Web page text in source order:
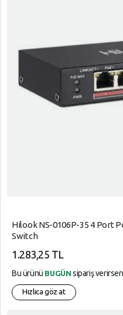
Hilook NS-0106P-35 4 Port
Switch
1.283,25 TL
Bu ürünü BUGÜN sipariş
Hızlıca göz at